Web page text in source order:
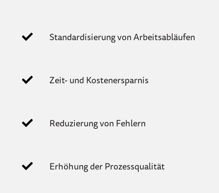
Standardisierung von Arbeitsabläufen
Zeit- und Kostenersparnis
Reduzierung von Fehlern
Erhöhung der Prozessqualität